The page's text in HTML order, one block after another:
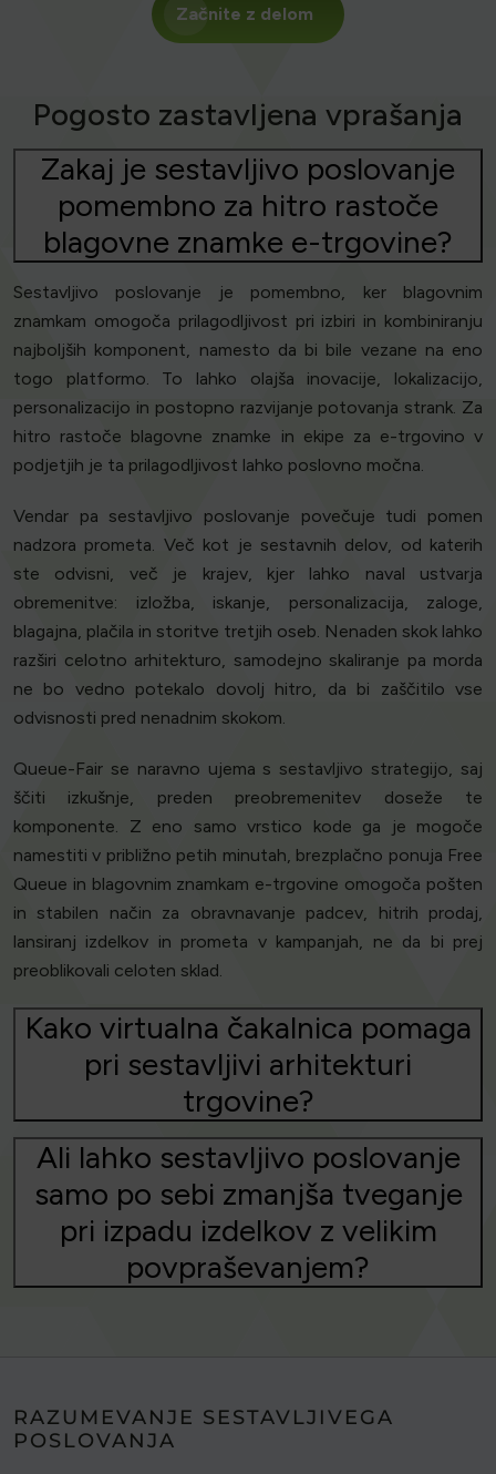
Začnite z delom
Pogosto zastavljena vprašanja
Zakaj je sestavljivo poslovanje
pomembno za hitro rastoče
blagovne znamke e-trgovine?
Sestavljivo poslovanje je pomembno, ker blagovnim
znamkam omogoča prilagodljivost pri izbiri in kombiniranju
najboljših komponent, namesto da bi bile vezane na eno
togo platformo. To lahko olajša inovacije, lokalizacijo,
personalizacijo in postopno razvijanje potovanja strank. Za
hitro rastoče blagovne znamke in ekipe za e-trgovino v
podjetjih je ta prilagodljivost lahko poslovno močna.
Vendar pa sestavljivo poslovanje povečuje tudi pomen
nadzora prometa. Več kot je sestavnih delov, od katerih
ste odvisni, več je krajev, kjer lahko naval ustvarja
obremenitve: izložba, iskanje, personalizacija, zaloge,
blagajna, plačila in storitve tretjih oseb. Nenaden skok lahko
razširi celotno arhitekturo, samodejno skaliranje pa morda
ne bo vedno potekalo dovolj hitro, da bi zaščitilo vse
odvisnosti pred nenadnim skokom.
Queue-Fair se naravno ujema s sestavljivo strategijo, saj
ščiti izkušnje, preden preobremenitev doseže te
komponente. Z eno samo vrstico kode ga je mogoče
namestiti v približno petih minutah, brezplačno ponuja Free
Queue in blagovnim znamkam e-trgovine omogoča pošten
in stabilen način za obravnavanje padcev, hitrih prodaj,
lansiranj izdelkov in prometa v kampanjah, ne da bi prej
preoblikovali celoten sklad.
Kako virtualna čakalnica pomaga
pri sestavljivi arhitekturi
trgovine?
Ali lahko sestavljivo poslovanje
samo po sebi zmanjša tveganje
pri izpadu izdelkov z velikim
povpraševanjem?
RAZUMEVANJE SESTAVLJIVEGA
POSLOVANJA